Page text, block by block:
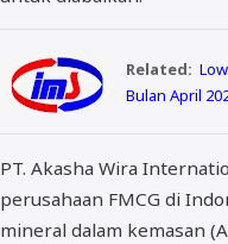
Related:
Bulan April
PT. Akasha Wira
perusahaan FMCG di
mineral dalam kemasan